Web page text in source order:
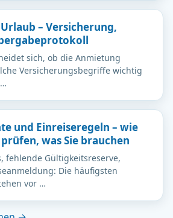
– Versicherung,
sich, ob die Anmietung
Versicherungsbegriffe wichtig
und Einreiseregeln – wie
was Sie brauchen
fehlende Gültigkeitsreserve,
Die häufigsten
vor …